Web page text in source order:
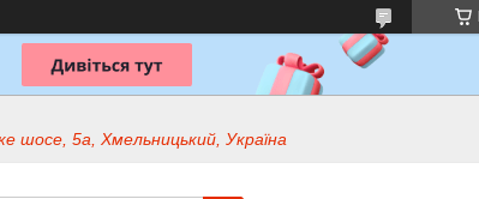
шосе, 5а, Хмельницький, Україна